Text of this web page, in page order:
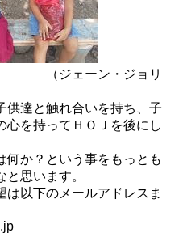
・ジョリ
供達と触れ合いを持ち、子
心を持ってＨＯＪを後にし
何か？という事をもっとも
思います。
以下のメールアドレスま